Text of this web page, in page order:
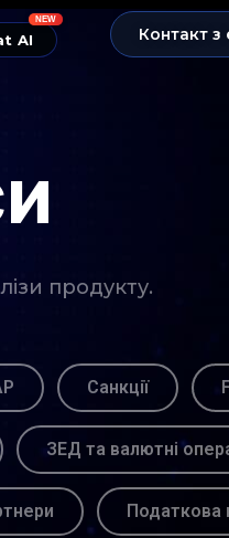
AI
NEW
Контакт
продукту.
Санкції
ЗЕД та валютні
Податкова